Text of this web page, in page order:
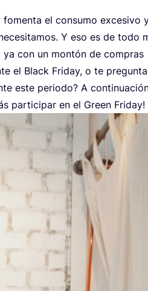
el con­su­mo exce­si­vo
Y eso es de todo
ya con un mon­tón de com­pras
el Black Fri­day, o te
este perio­do? A
par­ti­ci­par en el Green Friday!